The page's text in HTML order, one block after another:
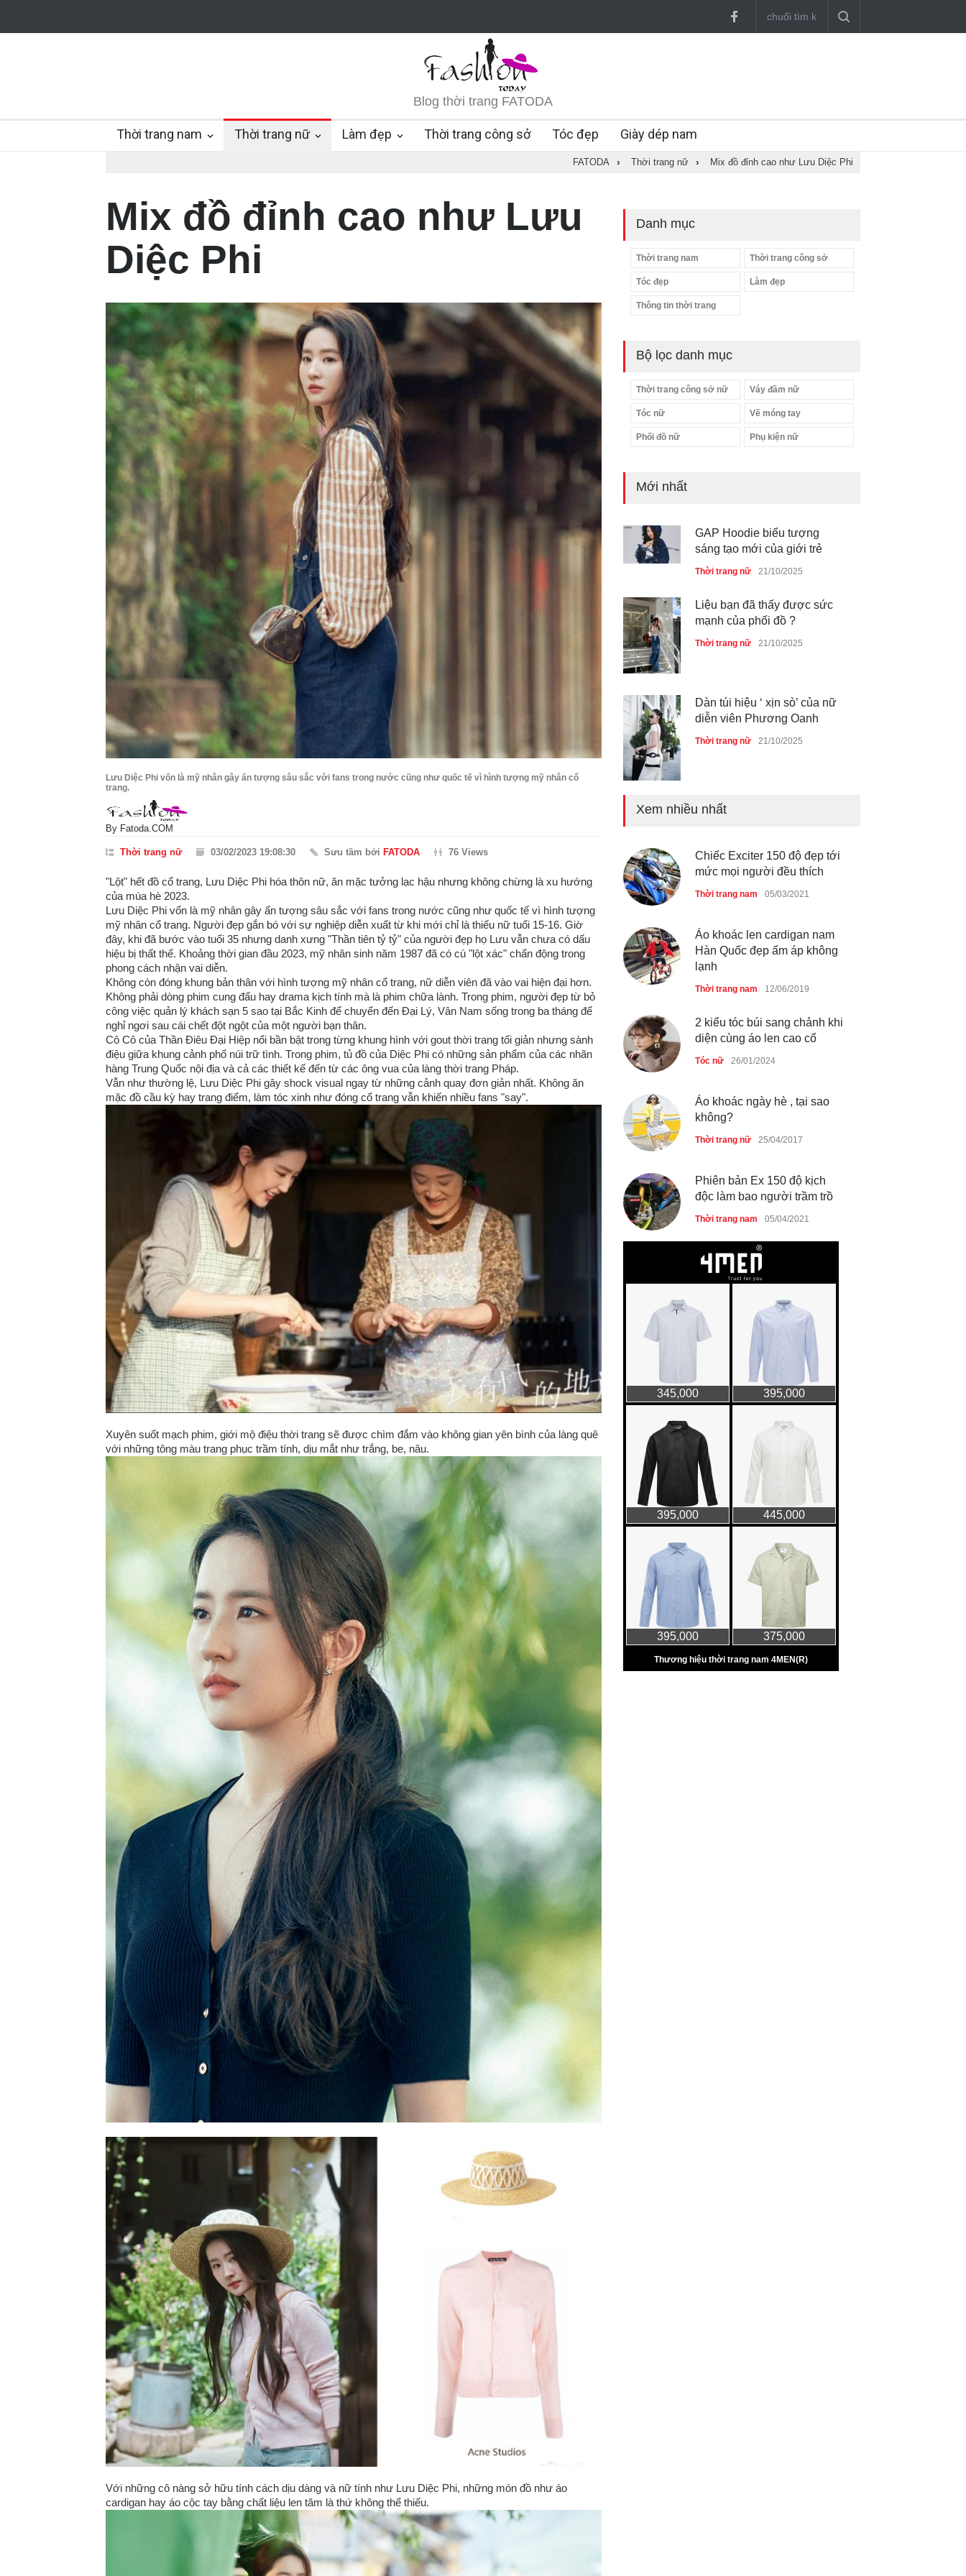
Blog thời trang FATODA
Thời trang nam Thời trang nữ Làm đẹp Thời trang công sở Tóc đẹp Giày dép nam
FATODA › Thời trang nữ › Mix đồ đỉnh cao như Lưu Diệc Phi
Mix đồ đỉnh cao như Lưu
Diệc Phi
Lưu Diệc Phi vốn là mỹ nhân gây ấn tượng sâu sắc với fans trong nước cũng như quốc tế vì hình tượng mỹ nhân cổ
trang.
By Fatoda.COM
Thời trang nữ 03/02/2023 19:08:30 Sưu tầm bởi FATODA 76 Views
"Lột" hết đồ cổ trang, Lưu Diệc Phi hóa thôn nữ, ăn mặc tưởng lạc hậu nhưng không chừng là xu hướng
của mùa hè 2023.
Lưu Diệc Phi vốn là mỹ nhân gây ấn tượng sâu sắc với fans trong nước cũng như quốc tế vì hình tượng
mỹ nhân cổ trang. Người đẹp gắn bó với sự nghiệp diễn xuất từ khi mới chỉ là thiếu nữ tuổi 15-16. Giờ
đây, khi đã bước vào tuổi 35 nhưng danh xưng "Thần tiên tỷ tỷ" của người đẹp họ Lưu vẫn chưa có dấu
hiệu bị thất thế. Khoảng thời gian đầu 2023, mỹ nhân sinh năm 1987 đã có cú "lột xác" chấn động trong
phong cách nhận vai diễn.
Không còn đóng khung bản thân với hình tượng mỹ nhân cổ trang, nữ diễn viên đã vào vai hiện đại hơn.
Không phải dòng phim cung đấu hay drama kịch tính mà là phim chữa lành. Trong phim, người đẹp từ bỏ
công việc quản lý khách sạn 5 sao tại Bắc Kinh để chuyển đến Đại Lý, Vân Nam sống trong ba tháng để
nghỉ ngơi sau cái chết đột ngột của một người bạn thân.
Cô Cô của Thần Điêu Đại Hiệp nổi bần bật trong từng khung hình với gout thời trang tối giản nhưng sành
điệu giữa khung cảnh phố núi trữ tình. Trong phim, tủ đồ của Diệc Phi có những sản phẩm của các nhãn
hàng Trung Quốc nội địa và cả các thiết kế đến từ các ông vua của làng thời trang Pháp.
Vẫn như thường lệ, Lưu Diệc Phi gây shock visual ngay từ những cảnh quay đơn giản nhất. Không ăn
mặc đồ cầu kỳ hay trang điểm, làm tóc xinh như đóng cổ trang vẫn khiến nhiều fans "say".
Xuyên suốt mạch phim, giới mộ điệu thời trang sẽ được chìm đắm vào không gian yên bình của làng quê
với những tông màu trang phục trầm tính, dịu mắt như trắng, be, nâu.
Với những cô nàng sở hữu tính cách dịu dàng và nữ tính như Lưu Diệc Phi, những món đồ như áo
cardigan hay áo cộc tay bằng chất liệu len tăm là thứ không thể thiếu.
Danh mục
Thời trang nam Thời trang công sở
Tóc đẹp Làm đẹp
Thông tin thời trang
Bộ lọc danh mục
Thời trang công sở nữ Váy đầm nữ
Tóc nữ Vẽ móng tay
Phối đồ nữ Phụ kiện nữ
Mới nhất
GAP Hoodie biểu tượng
sáng tạo mới của giới trẻ
Thời trang nữ 21/10/2025
Liệu bạn đã thấy được sức
mạnh của phối đồ ?
Thời trang nữ 21/10/2025
Dàn túi hiệu ‘ xịn sò’ của nữ
diễn viên Phương Oanh
Thời trang nữ 21/10/2025
Mẫu áo khoác đẹp cho phụ
Thời trang nữ 21/10/2025
Chiếc áo dài cưới của Hoa
Thời trang nữ 21/10/2025
Xem nhiều nhất
Chiếc Exciter 150 độ đẹp tới
mức mọi người đều thích
Thời trang nam 05/03/2021
Áo khoác len cardigan nam
Hàn Quốc đẹp ấm áp không
lạnh
Thời trang nam 12/06/2019
2 kiểu tóc búi sang chảnh khi
diện cùng áo len cao cổ
Tóc nữ 26/01/2024
Áo khoác ngày hè , tại sao
không?
Thời trang nữ 25/04/2017
Phiên bản Ex 150 độ kịch
độc làm bao người trầm trồ
Thời trang nam 05/04/2021